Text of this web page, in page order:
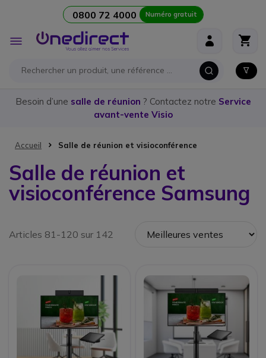
0800 72 4000 Numéro gratuit
Affichage
navigation
Besoin d’une salle de réunion ? Contactez notre Service
avant-vente Visio
Accueil Salle de réunion et visioconférence
Salle de réunion et
visioconférence Samsung
Articles 81-120 sur 142